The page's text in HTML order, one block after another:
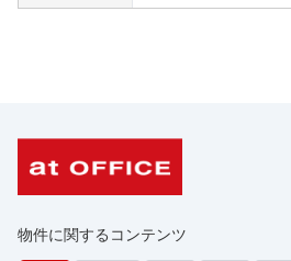
物件に関するコンテンツ